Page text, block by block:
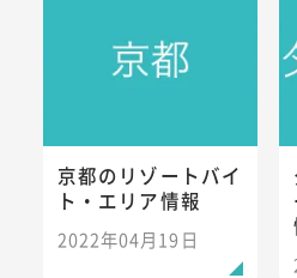
京都のリゾートバイ
ト・エリア情報
2022年04月19日